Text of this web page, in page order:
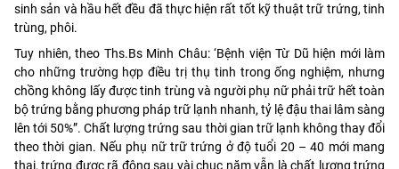
sinh sản và hầu hết đều đã thực hiện rất tốt kỹ thuật trữ trứng, tinh
trùng, phôi.
Tuy nhiên, theo Ths.Bs Minh Châu: ‘Bệnh viện Từ Dũ hiện mới làm
cho những trường hợp điều trị thụ tinh trong ống nghiệm, nhưng
chồng không lấy được tinh trùng và người phụ nữ phải trữ hết toàn
bộ trứng bằng phương pháp trữ lạnh nhanh, tỷ lệ đậu thai lâm sàng
lên tới 50%”. Chất lượng trứng sau thời gian trữ lạnh không thay đổi
theo thời gian. Nếu phụ nữ trữ trứng ở độ tuổi 20 – 40 mới mang
thai, trứng được rã đông sau vài chục năm vẫn là chất lượng trứng